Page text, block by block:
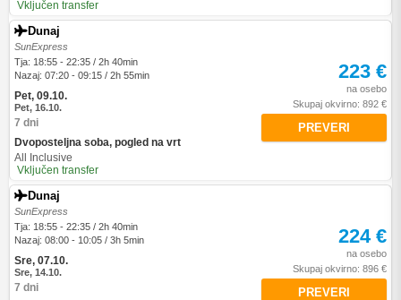
Vključen transfer
Dunaj
SunExpress
Tja: 18:55 - 22:35 / 2h 40min
Nazaj: 07:20 - 09:15 / 2h 55min
Pet, 09.10.
Pet, 16.10.
7 dni
Dvoposteljna soba, pogled na vrt
All Inclusive
Vključen transfer
223 €
na osebo
Skupaj okvirno: 892 €
PREVERI
Dunaj
SunExpress
Tja: 18:55 - 22:35 / 2h 40min
Nazaj: 08:00 - 10:05 / 3h 5min
Sre, 07.10.
Sre, 14.10.
7 dni
224 €
na osebo
Skupaj okvirno: 896 €
PREVERI